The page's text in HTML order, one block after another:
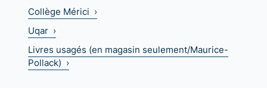
Collège Mérici ›
Uqar ›
Livres usagés (en magasin seulement/Maurice-
Pollack) ›